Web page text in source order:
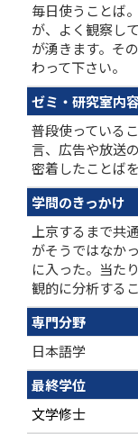
毎日使うことば
が、よく観察し
が湧きます。そ
わって下さい。
ゼミ・研究室内
普段使っている
言、広告や放送
密着したことば
学問のきっかけ
上京するまで共
がそうではなか
に入った。当た
観的に分析する
専門分野
日本語学
最終学位
文学修士